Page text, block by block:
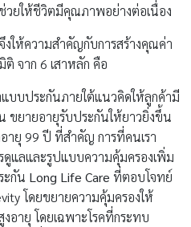
วยให้ชีวิตมีคุณภาพอย่างต่อเนื่อง
ให้ความสำคัญกับการสร้างคุณค่า
จาก 6 เสาหลัก คือ
บบประกันภายใต้แนวคิดให้ลูกค้ามี
ยายอายุรับประกันให้ยาวยิ่งขึ้น
ายุ 99 ปี ที่สำคัญ การที่คนเรา
แลและรูปแบบความคุ้มครองเพิ่ม
ะกัน Long Life Care ที่ตอบโจทย์
โดยขยายความคุ้มครองให้
อายุ โดยเฉพาะโรคที่กระทบ